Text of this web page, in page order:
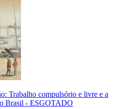
Trabalho compulsório e livre e a
Brasil - ESGOTADO